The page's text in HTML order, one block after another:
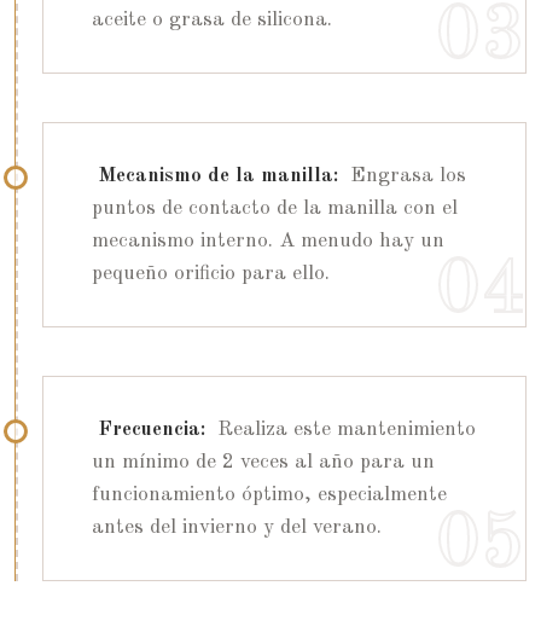
aceite o grasa de silicona.
Mecanismo de la manilla:
Engrasa los
puntos de contacto de la manilla con el
mecanismo interno. A menudo hay un
pequeño orificio para ello.
Frecuencia:
Realiza este mantenimiento
un mínimo de 2 veces al año para un
funcionamiento óptimo, especialmente
antes del invierno y del verano.